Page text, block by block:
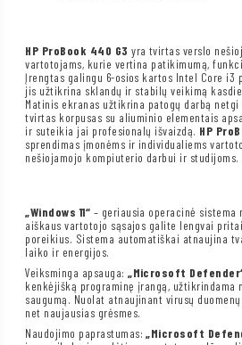
HP ProBook 440 G3 yra tvirtas verslo
vartotojams, kurie vertina patikimumą,
Įrengtas galingu 6-osios kartos Intel Core i3
jis užtikrina sklandų ir stabilų veikimą
Matinis ekranas užtikrina patogų darbą netgi
tvirtas korpusas su aliuminio elementais
ir suteikia jai profesionalų išvaizdą. HP
sprendimas įmonėms ir individualiems
nešiojamojo kompiuterio darbui ir studijoms.
„Windows 11“ – geriausia operacinė
aiškaus vartotojo sąsajos galite lengvai
poreikius. Sistema automatiškai atnaujina
laiko ir energijos.
Veiksminga apsauga:„Microsoft
kenkėjišką programinę įrangą, užtikrindama
saugumą. Nuolat atnaujinant virusų
net naujausias grėsmes.
Naudojimo paprastumas:„Microsoft